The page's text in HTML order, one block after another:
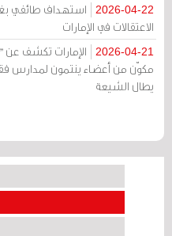
2026-04-22
استهداف طائفي
الاعتقالات في الإمارات
2026-04-21
الإمارات تكشف عن
مكوّن من أعضاء ينتمون لمدارس
يطال الشيعة